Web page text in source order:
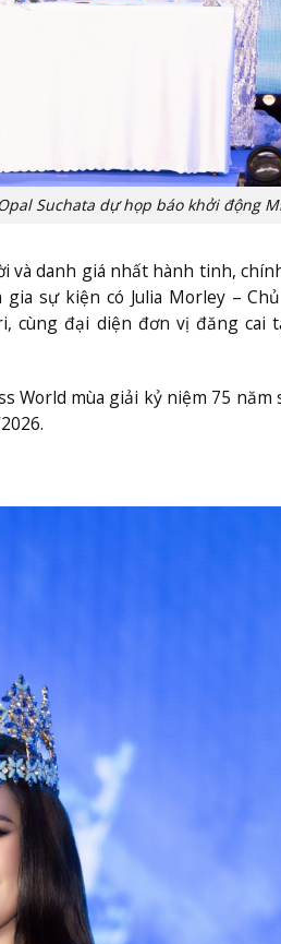
Suchata dự họp báo khởi động
và danh giá nhất hành tinh,
sự kiện có Julia Morley –
cùng đại diện đơn vị đăng cai
World mùa giải kỷ niệm 75 năm